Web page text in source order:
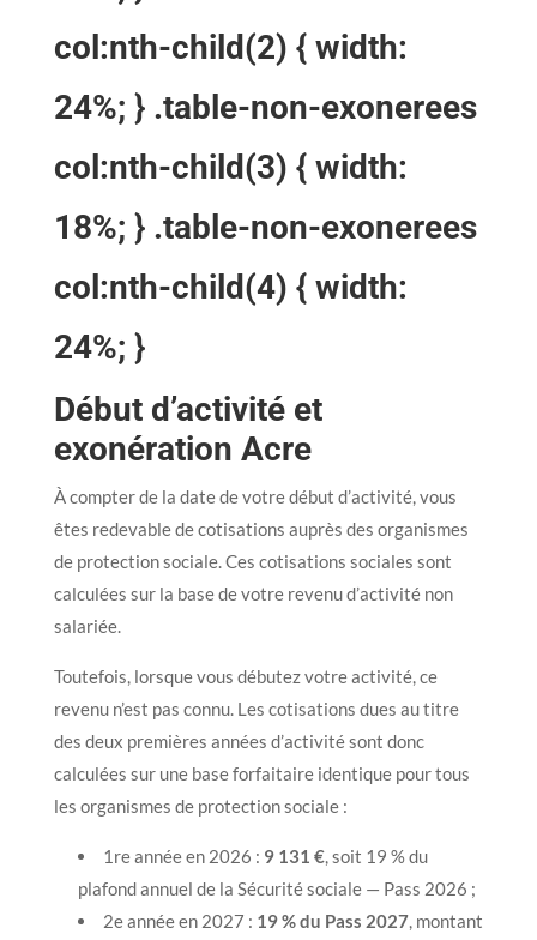
col:nth-child(2) { width:
24%; } .table-non-exonerees
col:nth-child(3) { width:
18%; } .table-non-exonerees
col:nth-child(4) { width:
24%; }
Début d’activité et
exonération Acre
À compter de la date de votre début d’activité, vous
êtes redevable de cotisations auprès des organismes
de protection sociale. Ces cotisations sociales sont
calculées sur la base de votre revenu d’activité non
salariée.
Toutefois, lorsque vous débutez votre activité, ce
revenu n’est pas connu. Les cotisations dues au titre
des deux premières années d’activité sont donc
calculées sur une base forfaitaire identique pour tous
les organismes de protection sociale :
1re année en 2026 : 9 131 €, soit 19 % du
plafond annuel de la Sécurité sociale — Pass 2026 ;
2e année en 2027 : 19 % du Pass 2027, montant